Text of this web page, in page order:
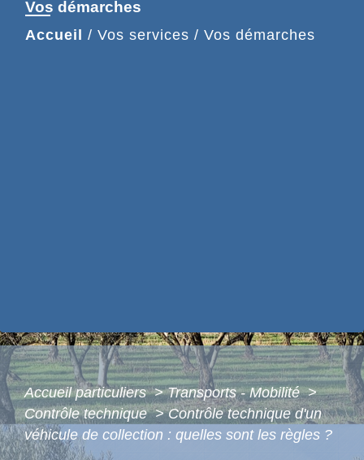
Vos démarches
Accueil / Vos services / Vos démarches
Accueil particuliers> Transports - Mobilité>
Contrôle technique> Contrôle technique d'un
véhicule de collection : quelles sont les règles ?